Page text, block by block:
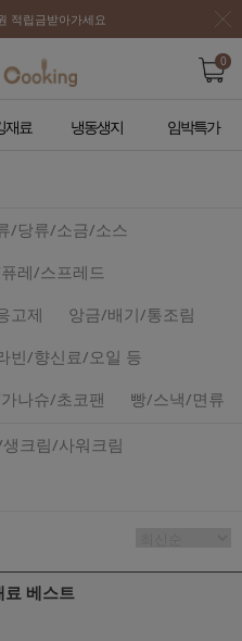
적립금받아가세요
0
재료 냉동생지 임박특가
/당류/소금/소스
레/스프레드
고제
앙금/배기/통조림
빈/향신료/오일 등
나슈/초코팬 빵/스낵/면류
크림/사워크림
료 베스트